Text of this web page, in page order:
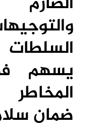
السلطات
يسهم
ضمان